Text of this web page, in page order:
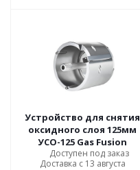
Устройство для снятия
оксидного слоя 125мм
УСО-125 Gas Fusion
Доступен под заказ
Доставка с 13 августа